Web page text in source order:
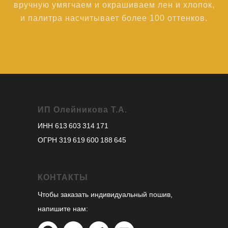
вручную умягчаем и окрашиваем лен и хлопок,
и палитра насчитывает более 100 оттенков.
ИП Олейникова Т.А.
ИНН 613 603 314 171
ОГРН 319 619 600 188 645
КОНТАКТЫ
Чтобы заказать индивидуальный пошив,
напишите нам: